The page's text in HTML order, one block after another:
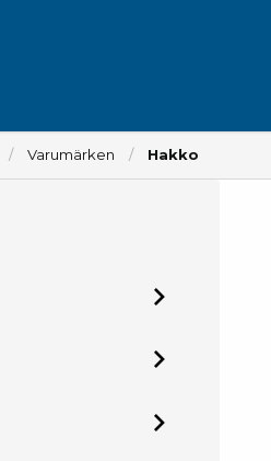
Varumärken Hakko